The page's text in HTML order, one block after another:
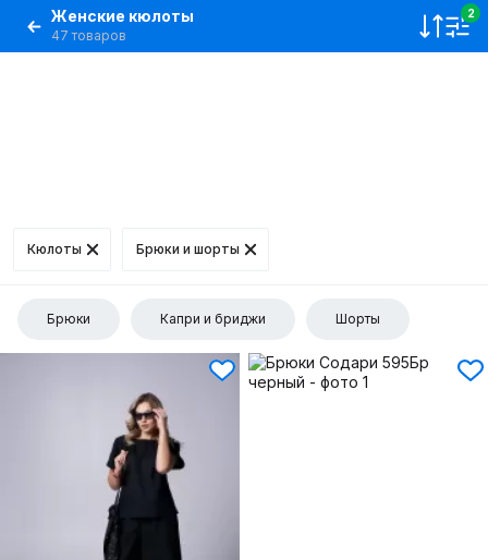
Женские кюлоты
47 товаров
2
Кюлоты Брюки и шорты
Брюки Капри и бриджи Шорты